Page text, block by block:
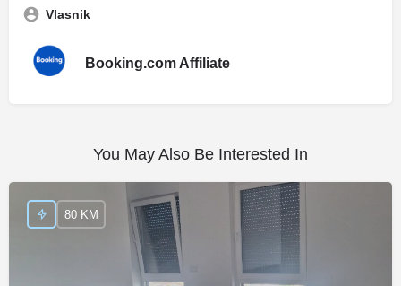
Vlasnik
Booking.com Affiliate
You May Also Be Interested In
80 KM